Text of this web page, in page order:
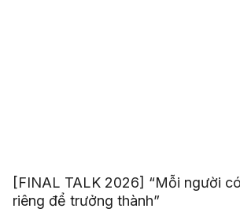
[FINAL TALK 2026] “Mỗi người
riêng để trưởng thành”